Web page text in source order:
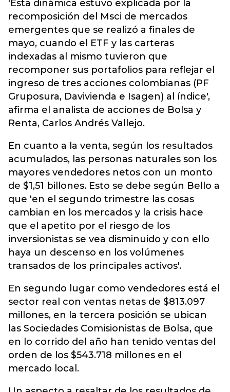
'Esta dinámica estuvo explicada por la
recomposición del Msci de mercados
emergentes que se realizó a finales de
mayo, cuando el ETF y las carteras
indexadas al mismo tuvieron que
recomponer sus portafolios para reflejar el
ingreso de tres acciones colombianas (PF
Gruposura, Davivienda e Isagen) al índice',
afirma el analista de acciones de Bolsa y
Renta, Carlos Andrés Vallejo.
En cuanto a la venta, según los resultados
acumulados, las personas naturales son los
mayores vendedores netos con un monto
de $1,51 billones. Esto se debe según Bello a
que 'en el segundo trimestre las cosas
cambian en los mercados y la crisis hace
que el apetito por el riesgo de los
inversionistas se vea disminuido y con ello
haya un descenso en los volúmenes
transados de los principales activos'.
En segundo lugar como vendedores está el
sector real con ventas netas de $813.097
millones, en la tercera posición se ubican
las Sociedades Comisionistas de Bolsa, que
en lo corrido del año han tenido ventas del
orden de los $543.718 millones en el
mercado local.